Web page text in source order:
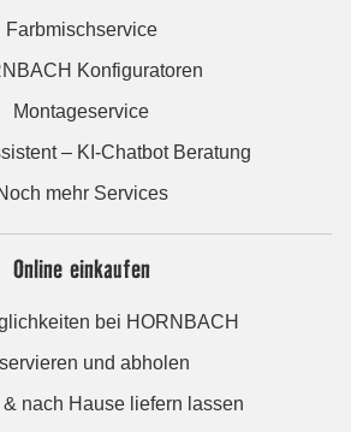
Farbmischservice
Konfiguratoren
Montageservice
– KI-Chatbot Beratung
mehr Services
Online einkaufen
bei HORNBACH
und abholen
nach Hause liefern lassen